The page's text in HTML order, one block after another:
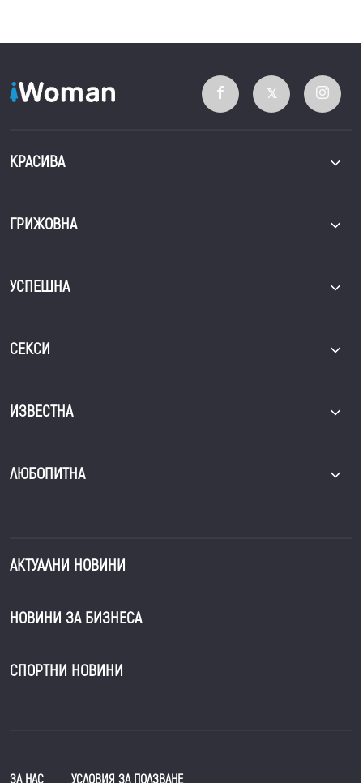
КРАСИВА
ГРИЖОВНА
УСПЕШНА
СЕКСИ
ИЗВЕСТНА
ЛЮБОПИТНА
АКТУАЛНИ НОВИНИ
НОВИНИ ЗА БИЗНЕСА
СПОРТНИ НОВИНИ